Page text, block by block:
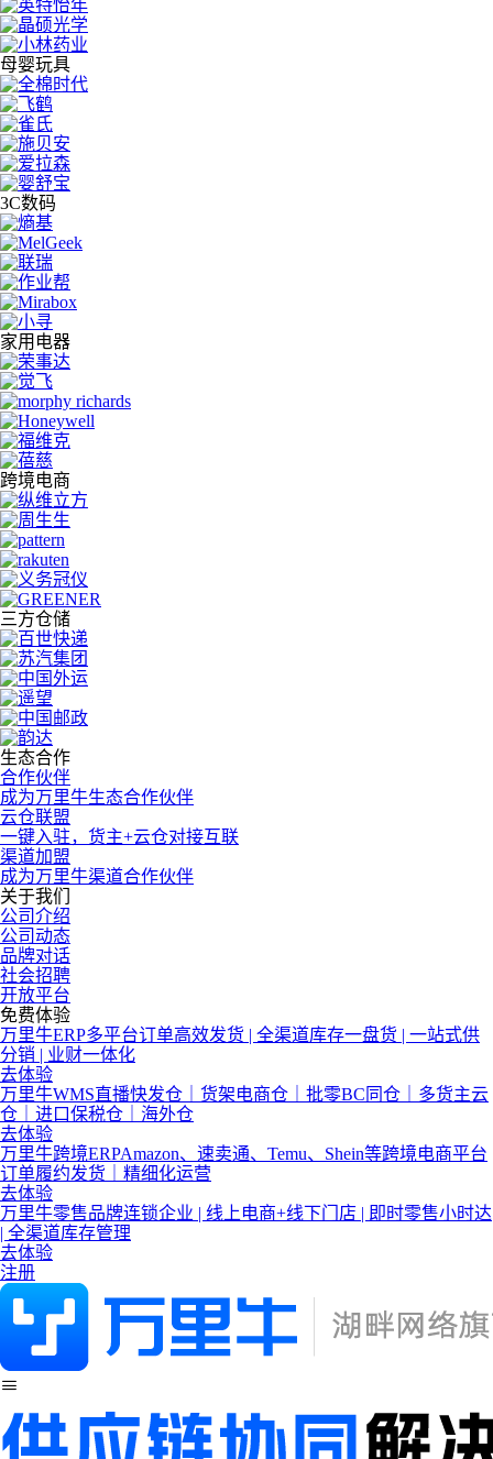
母婴玩具
3C数码
家用电器
跨境电商
三方仓储
生态合作
合作伙伴
成为万里牛生态合作伙伴
云仓联盟
一键入驻，货主+云仓对接互联
渠道加盟
成为万里牛渠道合作伙伴
关于我们
公司介绍
公司动态
品牌对话
社会招聘
开放平台
免费体验
万里牛ERP多平台订单高效发货 | 全渠道库存一盘货 | 一站式供
分销 | 业财一体化
去体验
万里牛WMS直播快发仓｜货架电商仓｜批零BC同仓｜多货主云
仓｜进口保税仓｜海外仓
去体验
万里牛跨境ERPAmazon、速卖通、Temu、Shein等跨境电商平台
订单履约发货｜精细化运营
去体验
万里牛零售品牌连锁企业 | 线上电商+线下门店 | 即时零售小时达
| 全渠道库存管理
去体验
注册